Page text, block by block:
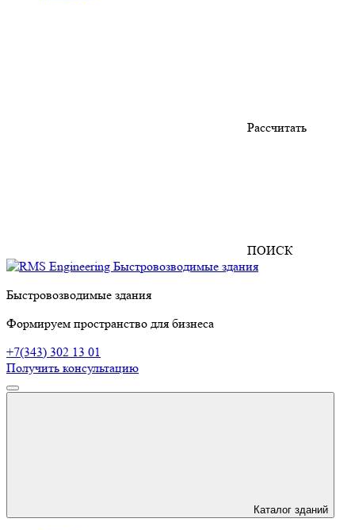
Рассчитать
ПОИСК
Быстровозводимые здания
Формируем пространство для бизнеса
+7(343) 302 13 01
Получить консультацию
Каталог зданий